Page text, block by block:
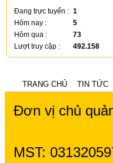
Đang trực tuyến : 1
Hôm nay :
5
Hôm qua :
73
Lượt truy cập :
492.158
TRANG CHỦ TIN TỨC
Đơn vị chủ
MST: